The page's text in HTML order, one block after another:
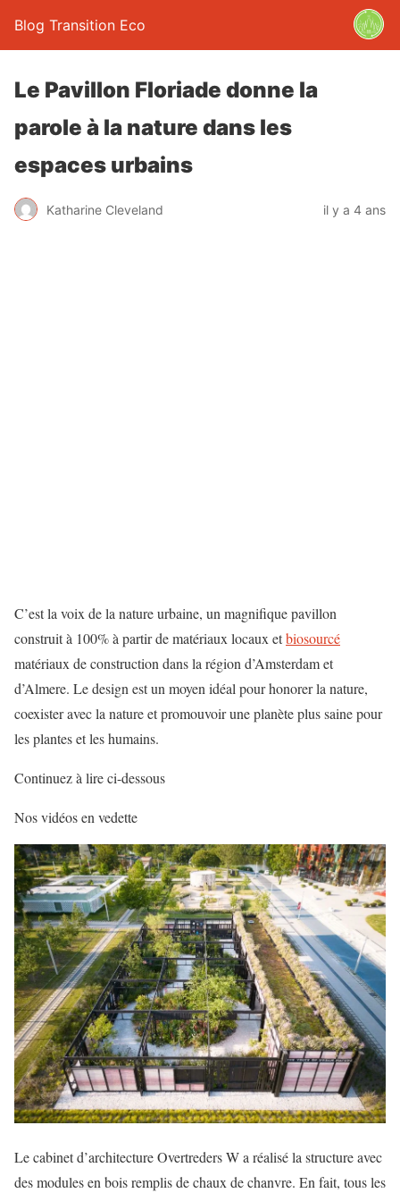
Blog Transition Eco
Le Pavillon Floriade donne la
parole à la nature dans les
espaces urbains
Katharine Cleveland il y a 4 ans
C’est la voix de la nature urbaine, un magnifique pavillon
construit à 100% à partir de matériaux locaux etbiosourcé
matériaux de construction dans la région d’Amsterdam et
d’Almere. Le design est un moyen idéal pour honorer la nature,
coexister avec la nature et promouvoir une planète plus saine pour
les plantes et les humains.
Continuez à lire ci-dessous
Nos vidéos en vedette
Le cabinet d’architecture Overtreders W a réalisé la structure avec
des modules en bois remplis de chaux de chanvre. En fait, tous les